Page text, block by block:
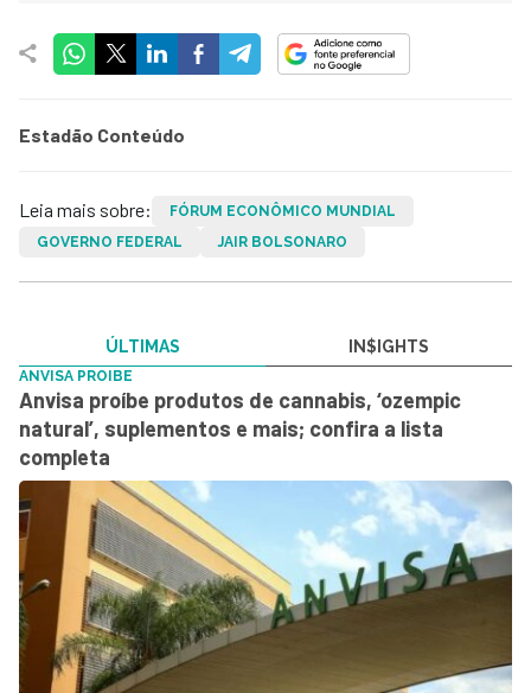
Estadão Conteúdo
Leia mais sobre:
FÓRUM ECONÔMICO MUNDIAL
GOVERNO FEDERAL
JAIR BOLSONARO
ÚLTIMAS IN$IGHTS
ANVISA PROIBE
Anvisa proíbe produtos de cannabis, ‘ozempic
natural’, suplementos e mais; confira a lista
completa